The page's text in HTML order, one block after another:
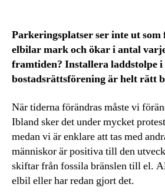
Parkeringsplatser ser inte ut
elbilar mark och ökar i antal
framtiden? Installera laddstolpe i
bostadsrättsförening är helt rätt
När tiderna förändras måste vi
Ibland sker det under mycket
medan vi är enklare att tas med
människor är positiva till den
skiftar från fossila bränslen till el.
elbil eller har redan gjort det.